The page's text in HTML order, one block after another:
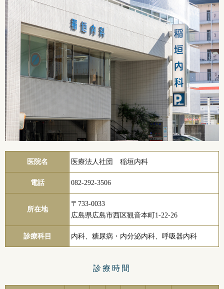
医院名 医療法人社団 稲垣内科
電話 082-292-3506
所在地
〒733-0033
広島県広島市西区観音本町1-22-26
診療科目 内科、糖尿病・内分泌内科、呼吸器内科
診療時間